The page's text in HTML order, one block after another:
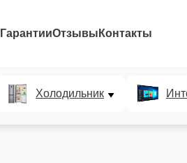
ГарантииОтзывы Контакты
Холодильник